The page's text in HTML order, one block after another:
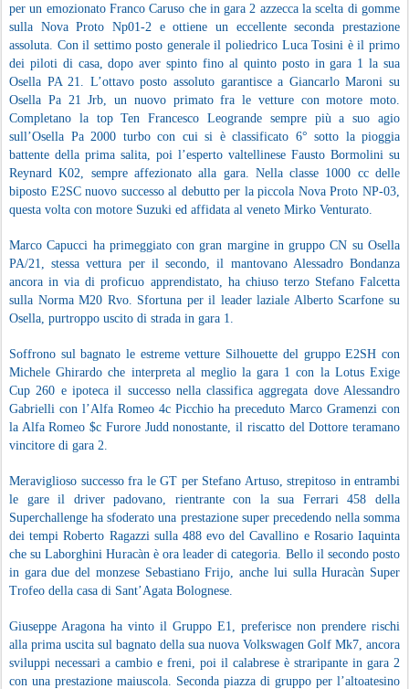
per un emozionato Franco Caruso che in gara 2 azzecca la scelta di gomme
sulla Nova Proto Np01-2 e ottiene un eccellente seconda prestazione
assoluta. Con il settimo posto generale il poliedrico Luca Tosini è il primo
dei piloti di casa, dopo aver spinto fino al quinto posto in gara 1 la sua
Osella PA 21. L’ottavo posto assoluto garantisce a Giancarlo Maroni su
Osella Pa 21 Jrb, un nuovo primato fra le vetture con motore moto.
Completano la top Ten Francesco Leogrande sempre più a suo agio
sull’Osella Pa 2000 turbo con cui si è classificato 6° sotto la pioggia
battente della prima salita, poi l’esperto valtellinese Fausto Bormolini su
Reynard K02, sempre affezionato alla gara. Nella classe 1000 cc delle
biposto E2SC nuovo successo al debutto per la piccola Nova Proto NP-03,
questa volta con motore Suzuki ed affidata al veneto Mirko Venturato.
Marco Capucci ha primeggiato con gran margine in gruppo CN su Osella
PA/21, stessa vettura per il secondo, il mantovano Alessadro Bondanza
ancora in via di proficuo apprendistato, ha chiuso terzo Stefano Falcetta
sulla Norma M20 Rvo. Sfortuna per il leader laziale Alberto Scarfone su
Osella, purtroppo uscito di strada in gara 1.
Soffrono sul bagnato le estreme vetture Silhouette del gruppo E2SH con
Michele Ghirardo che interpreta al meglio la gara 1 con la Lotus Exige
Cup 260 e ipoteca il successo nella classifica aggregata dove Alessandro
Gabrielli con l’Alfa Romeo 4c Picchio ha preceduto Marco Gramenzi con
la Alfa Romeo $c Furore Judd nonostante, il riscatto del Dottore teramano
vincitore di gara 2.
Meraviglioso successo fra le GT per Stefano Artuso, strepitoso in entrambi
le gare il driver padovano, rientrante con la sua Ferrari 458 della
Superchallenge ha sfoderato una prestazione super precedendo nella somma
dei tempi Roberto Ragazzi sulla 488 evo del Cavallino e Rosario Iaquinta
che su Laborghini Huracàn è ora leader di categoria. Bello il secondo posto
in gara due del monzese Sebastiano Frijo, anche lui sulla Huracàn Super
Trofeo della casa di Sant’Agata Bolognese.
Giuseppe Aragona ha vinto il Gruppo E1, preferisce non prendere rischi
alla prima uscita sul bagnato della sua nuova Volkswagen Golf Mk7, ancora
sviluppi necessari a cambio e freni, poi il calabrese è straripante in gara 2
con una prestazione maiuscola. Seconda piazza di gruppo per l’altoatesino